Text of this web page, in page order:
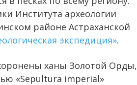
Института археологии
районе Астраханской
экспедиция».
ханы Золотой Орды,
«Sepultura imperial»